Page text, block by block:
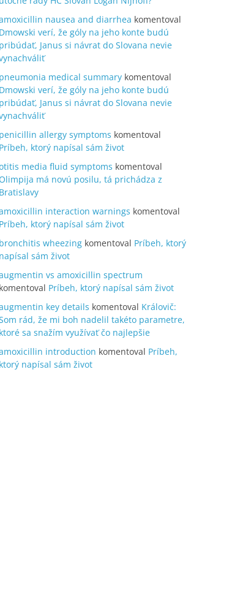
nausea and diarrhea komentoval
Dmowski verí, že góly na jeho konte budú
pribúdať, Janus si návrat do Slovana nevie
pneumonia medical summary komentoval
Dmowski verí, že góly na jeho konte budú
pribúdať, Janus si návrat do Slovana nevie
penicillin allergy symptoms komentoval
Príbeh, ktorý napísal sám život
media fluid symptoms komentoval
Olimpija má novú posilu, tá prichádza z
Bratislavy
interaction warnings komentoval
Príbeh, ktorý napísal sám život
bronchitis wheezing komentoval Príbeh, ktorý
napísal sám život
vs amoxicillin spectrum
komentoval Príbeh, ktorý napísal sám život
key details komentoval Královič:
rád, že mi boh nadelil takéto parametre,
ktoré sa snažím využívať čo najlepšie
introduction komentoval Príbeh,
ktorý napísal sám život